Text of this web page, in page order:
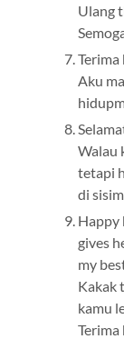
Ulang
Aku
Walau
tetapi
di
Happy
gives
my
Kakak
kamu
Terima